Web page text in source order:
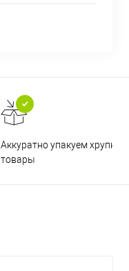
Аккуратно упакуем хрупкие
товары